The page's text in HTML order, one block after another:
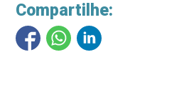
Compartilhe: